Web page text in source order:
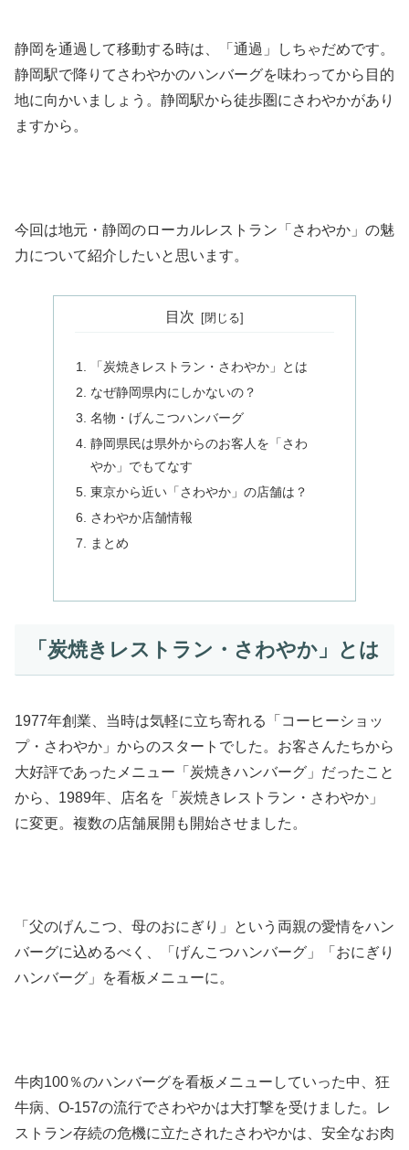
静岡を通過して移動する時は、「通過」しちゃだめです。
静岡駅で降りてさわやかのハンバーグを味わってから目的
地に向かいましょう。静岡駅から徒歩圏にさわやかがあり
ますから。
今回は地元・静岡のローカルレストラン「さわやか」の魅
力について紹介したいと思います。
目次
「炭焼きレストラン・さわやか」とは
なぜ静岡県内にしかないの？
名物・げんこつハンバーグ
静岡県民は県外からのお客人を「さわ
やか」でもてなす
東京から近い「さわやか」の店舗は？
さわやか店舗情報
まとめ
「炭焼きレストラン・さわやか」とは
1977年創業、当時は気軽に立ち寄れる「コーヒーショッ
プ・さわやか」からのスタートでした。お客さんたちから
大好評であったメニュー「炭焼きハンバーグ」だったこと
から、1989年、店名を「炭焼きレストラン・さわやか」
に変更。複数の店舗展開も開始させました。
「父のげんこつ、母のおにぎり」という両親の愛情をハン
バーグに込めるべく、「げんこつハンバーグ」「おにぎり
ハンバーグ」を看板メニューに。
牛肉100％のハンバーグを看板メニューしていった中、狂
牛病、O-157の流行でさわやかは大打撃を受けました。レ
ストラン存続の危機に立たされたさわやかは、安全なお肉